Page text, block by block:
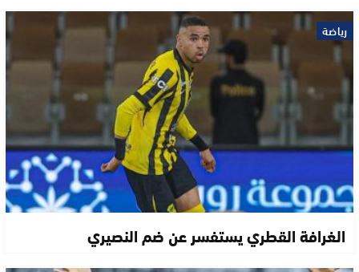
رياضة
الغرافة القطري يستفسر عن ضم النصيري